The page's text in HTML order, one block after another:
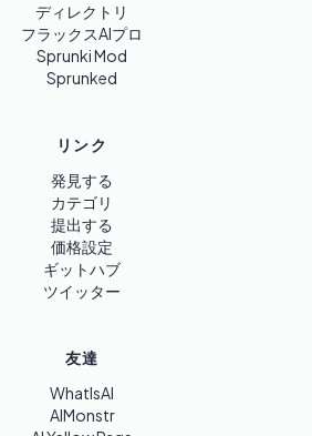
ディレクトリ
フラックスAIプロ
Sprunki Mod
Sprunked
リンク
発見する
カテゴリ
提出する
価格設定
ギットハブ
ツイッター
友達
WhatIsAI
AIMonstr